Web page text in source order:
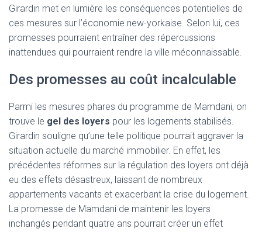
Girardin met en lumière les conséquences potentielles de
ces mesures sur l’économie new-yorkaise. Selon lui, ces
promesses pourraient entraîner des répercussions
inattendues qui pourraient rendre la ville méconnaissable.
Des promesses au coût incalculable
Parmi les mesures phares du programme de Mamdani, on
trouve le gel des loyers pour les logements stabilisés.
Girardin souligne qu’une telle politique pourrait aggraver la
situation actuelle du marché immobilier. En effet, les
précédentes réformes sur la régulation des loyers ont déjà
eu des effets désastreux, laissant de nombreux
appartements vacants et exacerbant la crise du logement.
La promesse de Mamdani de maintenir les loyers
inchangés pendant quatre ans pourrait créer un effet